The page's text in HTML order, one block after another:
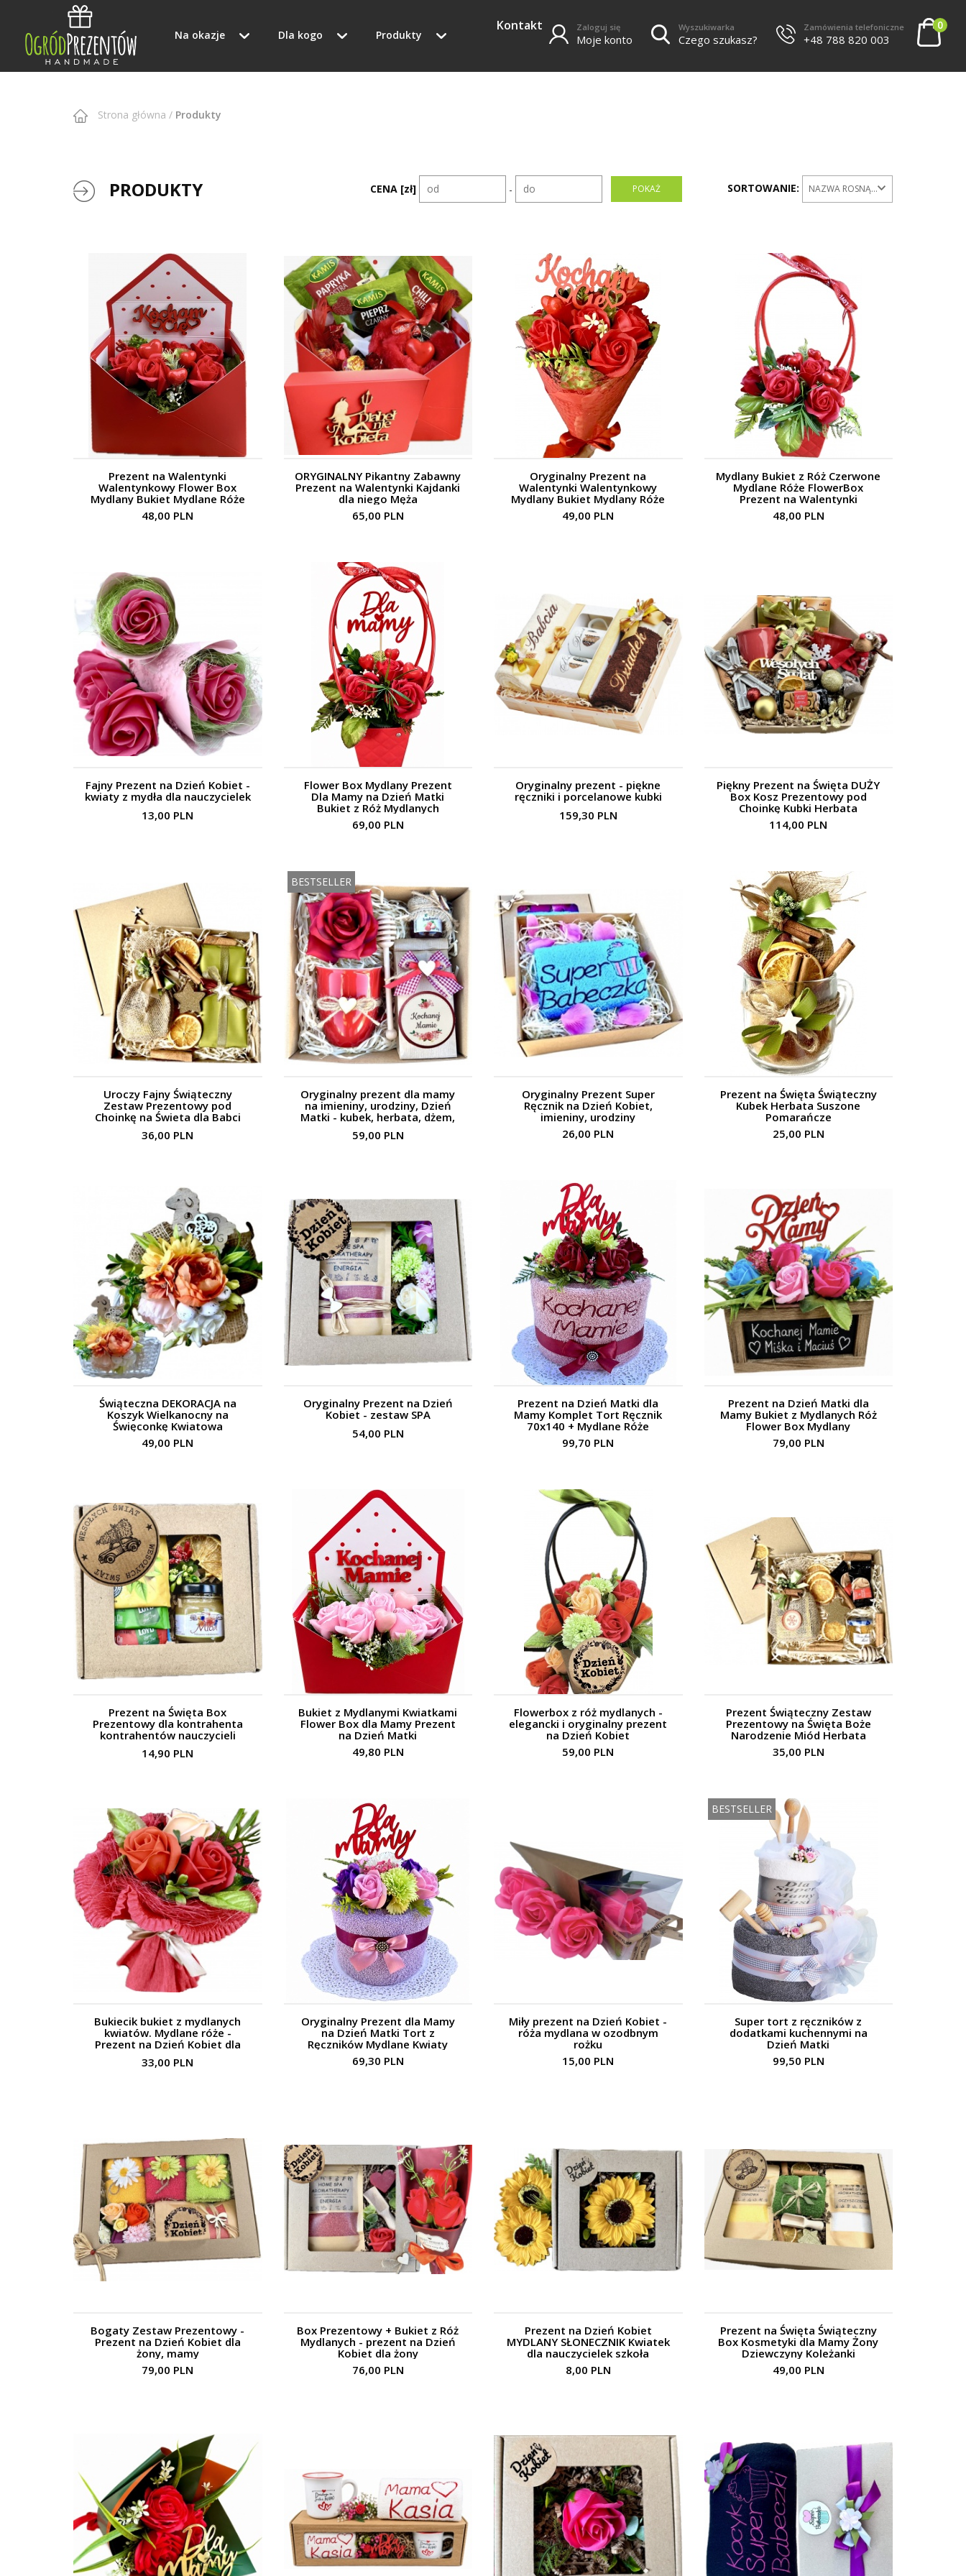
Na okazje Dla kogo Produkty
Kontakt Zaloguj się
Moje konto
Wyszukiwarka
Czego szukasz?
Zamówienia telefoniczne
+48 788 820 003
0
Strona główna / Produkty
PRODUKTY CENA [zł] - SORTOWANIE: NAZWA ROSNĄCO
Prezent na Walentynki
Walentynkowy Flower Box
Mydlany Bukiet Mydlane Róże
48,00 PLN
ORYGINALNY Pikantny Zabawny
Prezent na Walentynki Kajdanki
dla niego Męża
65,00 PLN
Oryginalny Prezent na
Walentynki Walentynkowy
Mydlany Bukiet Mydlany Róże
49,00 PLN
Mydlany Bukiet z Róż Czerwone
Mydlane Róże FlowerBox
Prezent na Walentynki
48,00 PLN
Fajny Prezent na Dzień Kobiet -
kwiaty z mydła dla nauczycielek
13,00 PLN
Flower Box Mydlany Prezent
Dla Mamy na Dzień Matki
Bukiet z Róż Mydlanych
69,00 PLN
Oryginalny prezent - piękne
ręczniki i porcelanowe kubki
159,30 PLN
Piękny Prezent na Święta DUŻY
Box Kosz Prezentowy pod
Choinkę Kubki Herbata
114,00 PLN
Uroczy Fajny Świąteczny
Zestaw Prezentowy pod
Choinkę na Świeta dla Babci
Mamy Klientów
36,00 PLN
BESTSELLER
Oryginalny prezent dla mamy
na imieniny, urodziny, Dzień
Matki - kubek, herbata, dżem,
59,00 PLN
Oryginalny Prezent Super
Ręcznik na Dzień Kobiet,
imieniny, urodziny
26,00 PLN
Prezent na Święta Świąteczny
Kubek Herbata Suszone
Pomarańcze
25,00 PLN
Świąteczna DEKORACJA na
Koszyk Wielkanocny na
Święconkę Kwiatowa
49,00 PLN
Oryginalny Prezent na Dzień
Kobiet - zestaw SPA
54,00 PLN
Prezent na Dzień Matki dla
Mamy Komplet Tort Ręcznik
70x140 + Mydlane Róże
99,70 PLN
Prezent na Dzień Matki dla
Mamy Bukiet z Mydlanych Róż
Flower Box Mydlany
79,00 PLN
Prezent na Święta Box
Prezentowy dla kontrahenta
kontrahentów nauczycieli
pracowników klientów
14,90 PLN
Bukiet z Mydlanymi Kwiatkami
Flower Box dla Mamy Prezent
na Dzień Matki
49,80 PLN
Flowerbox z róż mydlanych -
elegancki i oryginalny prezent
na Dzień Kobiet
59,00 PLN
Prezent Świąteczny Zestaw
Prezentowy na Święta Boże
Narodzenie Miód Herbata
35,00 PLN
Bukiecik bukiet z mydlanych
kwiatów. Mydlane róże -
Prezent na Dzień Kobiet dla
nauczycielek
33,00 PLN
Oryginalny Prezent dla Mamy
na Dzień Matki Tort z
Ręczników Mydlane Kwiaty
69,30 PLN
Miły prezent na Dzień Kobiet -
róża mydlana w ozodbnym
rożku
15,00 PLN
BESTSELLER
Super tort z ręczników z
dodatkami kuchennymi na
Dzień Matki
99,50 PLN
Bogaty Zestaw Prezentowy -
Prezent na Dzień Kobiet dla
żony, mamy
79,00 PLN
Box Prezentowy + Bukiet z Róż
Mydlanych - prezent na Dzień
Kobiet dla żony
76,00 PLN
Prezent na Dzień Kobiet
MYDLANY SŁONECZNIK Kwiatek
dla nauczycielek szkoła
8,00 PLN
Prezent na Święta Świąteczny
Box Kosmetyki dla Mamy Żony
Dziewczyny Koleżanki
49,00 PLN